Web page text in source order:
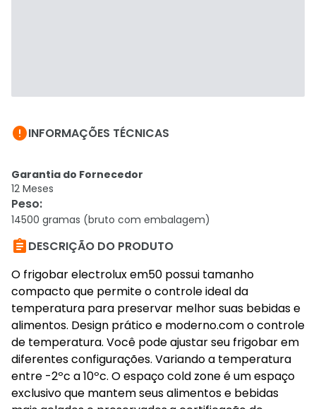
INFORMAÇÕES TÉCNICAS
Garantia do Fornecedor
12 Meses
Peso:
14500 gramas (bruto com embalagem)
DESCRIÇÃO DO PRODUTO
O frigobar electrolux em50 possui tamanho
compacto que permite o controle ideal da
temperatura para preservar melhor suas bebidas e
alimentos. Design prático e moderno.com o controle
de temperatura. Você pode ajustar seu frigobar em
diferentes configurações. Variando a temperatura
entre -2ºc a 10ºc. O espaço cold zone é um espaço
exclusivo que mantem seus alimentos e bebidas